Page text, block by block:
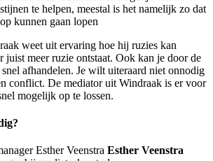
te helpen, meestal is het namelijk zo dat
kunnen gaan lopen
weet uit ervaring hoe hij ruzies kan
juist meer ruzie ontstaat. Ook kan je door de
afhandelen. Je wilt uiteraard niet onnodig
conflict. De mediator uit Windraak is er voor
mogelijk op te lossen.
Esther Veenstra